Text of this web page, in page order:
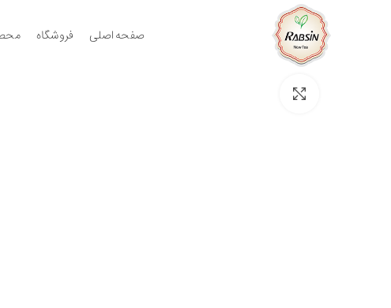
صفحه اصلی فروشگاه